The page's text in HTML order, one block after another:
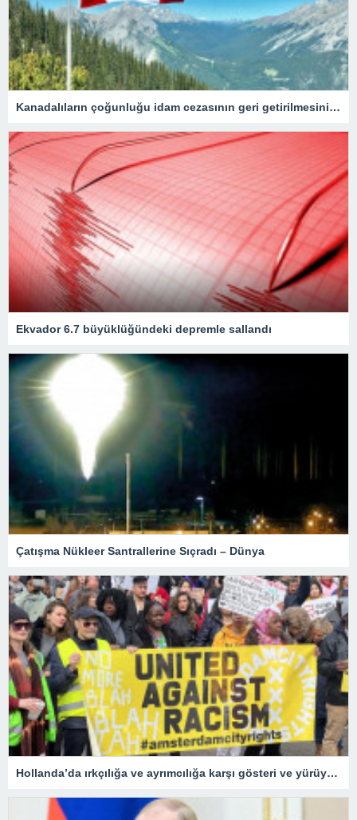
Kanadalıların çoğunluğu idam cezasının geri getirilmesini onaylıyor
Ekvador 6.7 büyüklüğündeki depremle sallandı
Çatışma Nükleer Santrallerine Sıçradı – Dünya
Hollanda’da ırkçılığa ve ayrımcılığa karşı gösteri ve yürüyüş düzenlendi